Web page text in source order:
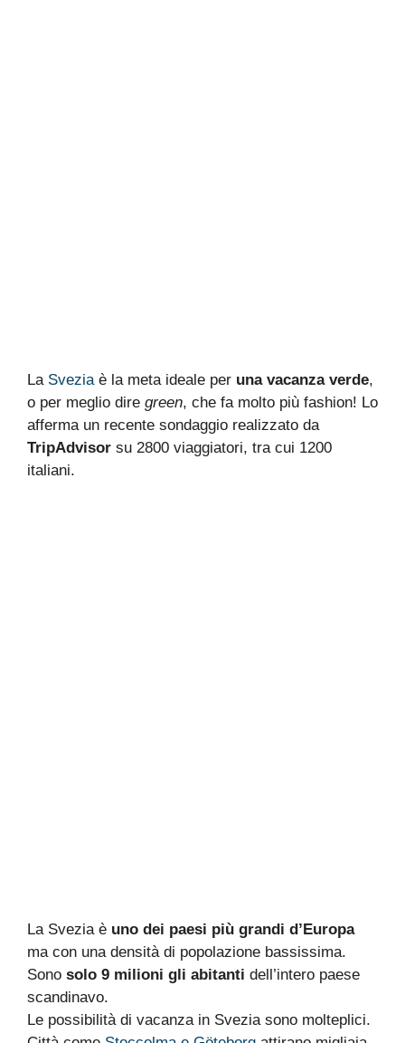
La Sveziaè la meta ideale per una vacanza verde,
o per meglio dire green, che fa molto più fashion! Lo
afferma un recente sondaggio realizzato da
TripAdvisor su 2800 viaggiatori, tra cui 1200
italiani.
La Svezia è uno dei paesi più grandi d’Europa
ma con una densità di popolazione bassissima.
Sono solo 9 milioni gli abitanti dell’intero paese
scandinavo.
Le possibilità di vacanza in Svezia sono molteplici.